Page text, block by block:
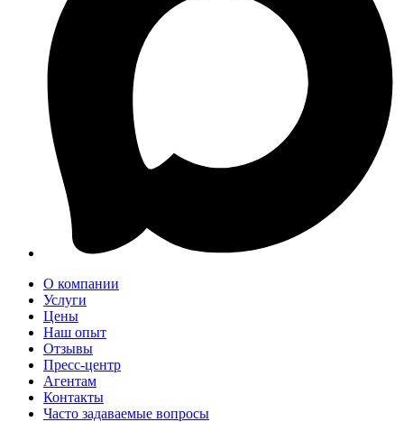
О компании
Услуги
Цены
Наш опыт
Отзывы
Пресс-центр
Агентам
Контакты
Часто задаваемые вопросы